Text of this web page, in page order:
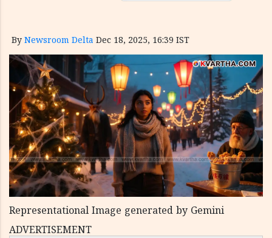
By Newsroom Delta Dec 18, 2025, 16:39 IST
Representational Image generated by Gemini
ADVERTISEMENT